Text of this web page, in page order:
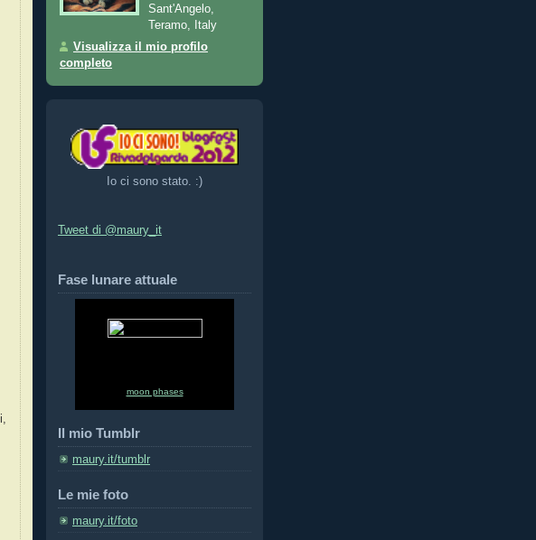
Sant'Angelo,
Teramo, Italy
Visualizza il mio profilo
completo
Io ci sono stato. :)
Tweet di @maury_it
Fase lunare attuale
moon phases
Il mio Tumblr
maury.it/tumblr
Le mie foto
maury.it/foto